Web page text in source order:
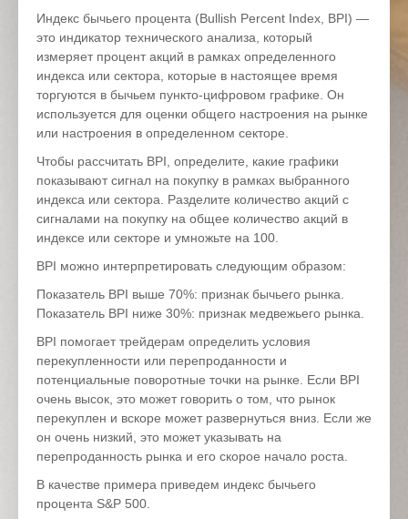
Индекс бычьего процента (Bullish Percent Index, BPI) —
это индикатор технического анализа, который
измеряет процент акций в рамках определенного
индекса или сектора, которые в настоящее время
торгуются в бычьем пункто-цифровом графике. Он
используется для оценки общего настроения на рынке
или настроения в определенном секторе.
Чтобы рассчитать BPI, определите, какие графики
показывают сигнал на покупку в рамках выбранного
индекса или сектора. Разделите количество акций с
сигналами на покупку на общее количество акций в
индексе или секторе и умножьте на 100.
BPI можно интерпретировать следующим образом:
Показатель BPI выше 70%: признак бычьего рынка.
Показатель BPI ниже 30%: признак медвежьего рынка.
BPI помогает трейдерам определить условия
перекупленности или перепроданности и
потенциальные поворотные точки на рынке. Если BPI
очень высок, это может говорить о том, что рынок
перекуплен и вскоре может развернуться вниз. Если же
он очень низкий, это может указывать на
перепроданность рынка и его скорое начало роста.
В качестве примера приведем индекс бычьего
процента S&P 500.